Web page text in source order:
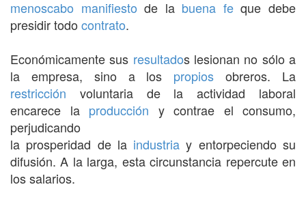
menoscabo manifiesto de la buena feque debe
presidir todo contrato.
Económicamente sus resultados lesionan no sólo a
la empresa, sino a los propios obreros. La
restricción voluntaria de la actividad laboral
encarece la producción y contrae el consumo,
perjudicando
la prosperidad de la industria y entorpeciendo su
difusión. A la larga, esta circunstancia repercute en
los salarios.